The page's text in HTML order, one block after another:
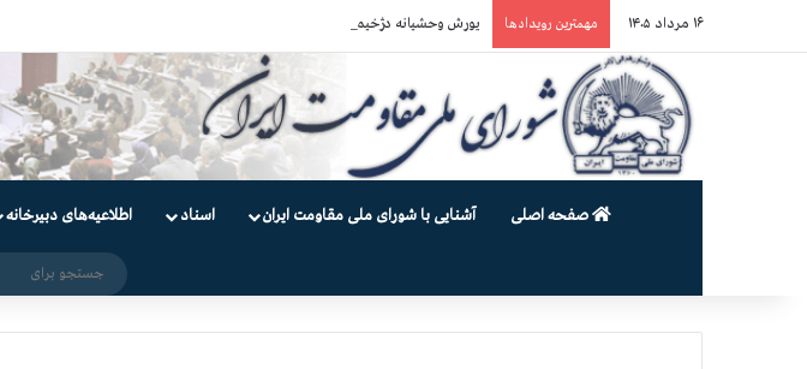
۱۶ مرداد ۱۴۰۵ مهمترین رویدادها یورش وحشیانه دژخیمان رژیم آخوندی به بند ۷ زندان اوین و ضرب‌وجرح زندانیان سیاسی
صفحه اصلی آشنایی با شورای ملی مقاومت ایران اسناد اطلاعیه‌های دبیرخانه